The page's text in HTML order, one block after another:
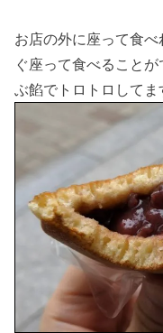
お店の外に座って食
ぐ座って食べること
ぶ餡でトロトロしてま